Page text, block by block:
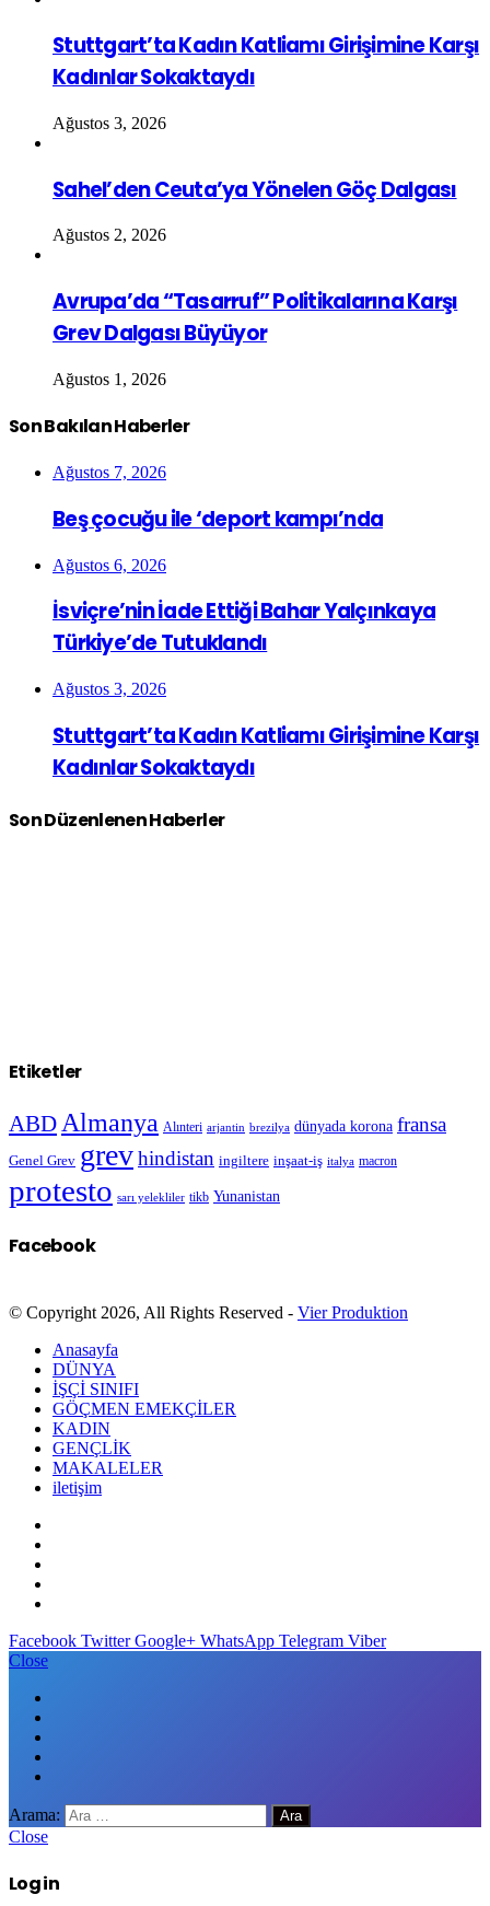
Stuttgart’ta Kadın Katliamı Girişimine Karşı
Kadınlar Sokaktaydı
Ağustos 3, 2026
Sahel’den Ceuta’ya Yönelen Göç Dalgası
Ağustos 2, 2026
Avrupa’da “Tasarruf” Politikalarına Karşı
Grev Dalgası Büyüyor
Ağustos 1, 2026
Son Bakılan Haberler
Ağustos 7, 2026
Beş çocuğu ile ‘deport kampı’nda
Ağustos 6, 2026
İsviçre’nin İade Ettiği Bahar Yalçınkaya
Türkiye’de Tutuklandı
Ağustos 3, 2026
Stuttgart’ta Kadın Katliamı Girişimine Karşı
Kadınlar Sokaktaydı
Son Düzenlenen Haberler
Etiketler
ABD Almanya Alınteri arjantin brezilya dünyada korona fransa
Genel Grev grevhindistan ingiltere inşaat-iş italya macron
protesto sarı yelekliler tikb Yunanistan
Facebook
© Copyright 2026, All Rights Reserved - Vier Produktion
Anasayfa
DÜNYA
İŞÇİ SINIFI
GÖÇMEN EMEKÇİLER
KADIN
GENÇLİK
MAKALELER
iletişim
Facebook Twitter Google+ WhatsApp Telegram Viber
Close
Arama:
Close
Log in